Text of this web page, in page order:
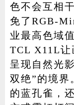
色不会互相
免了RGB-
业最高色域
TCL X11L让
呈现自然光
双绝”的境界
的蓝孔雀，